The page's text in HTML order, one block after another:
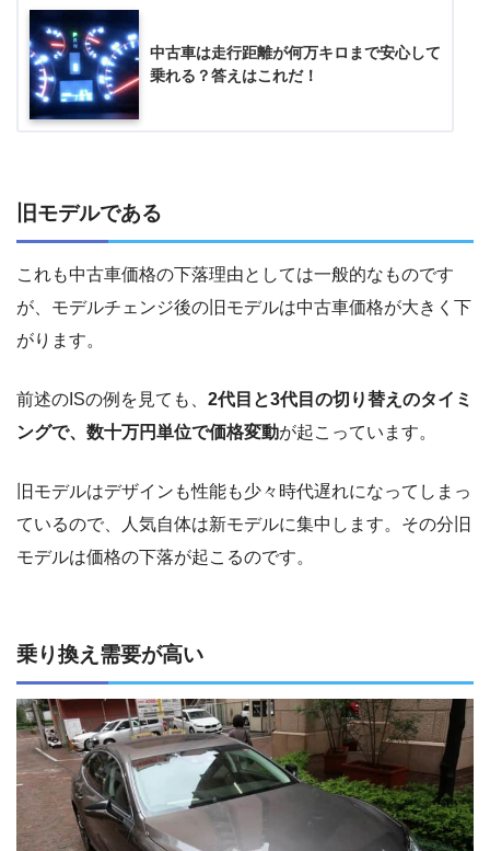
中古車は走行距離が何万キロまで安心して
乗れる？答えはこれだ！
旧モデルである
これも中古車価格の下落理由としては一般的なものです
が、モデルチェンジ後の旧モデルは中古車価格が大きく下
がります。
前述のISの例を見ても、 2代目と3代目の切り替えのタイミ
ングで、数十万円単位で価格変動が起こっています。
旧モデルはデザインも性能も少々時代遅れになってしまっ
ているので、人気自体は新モデルに集中します。その分旧
モデルは価格の下落が起こるのです。
乗り換え需要が高い